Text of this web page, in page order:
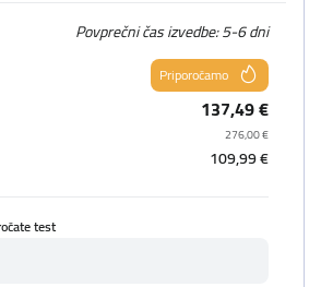
Povprečni čas izvedbe: 5-6 dni
Priporočamo
137,49 €
276,00 €
109,99 €
test